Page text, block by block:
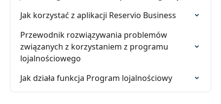
Jak korzystać z aplikacji Reservio Business
Przewodnik rozwiązywania problemów
związanych z korzystaniem z programu
lojalnościowego
Jak działa funkcja Program lojalnościowy